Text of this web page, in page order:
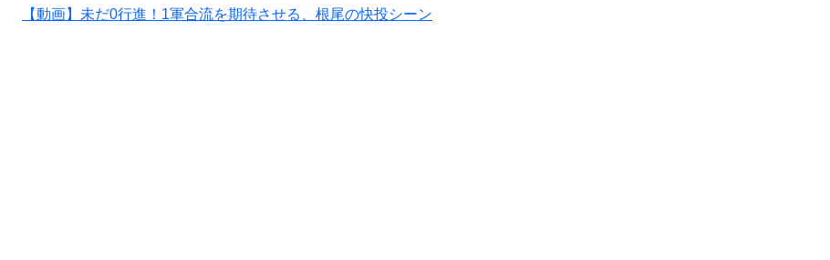
【動画】未だ0行進！1軍合流を期待させる、根尾の快投シーン